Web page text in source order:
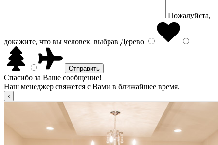
Пожалуйста,
докажите, что вы человек, выбрав Дерево.
Спасибо за Ваше сообщение!
Наш менеджер свяжется с Вами в ближайшее время.